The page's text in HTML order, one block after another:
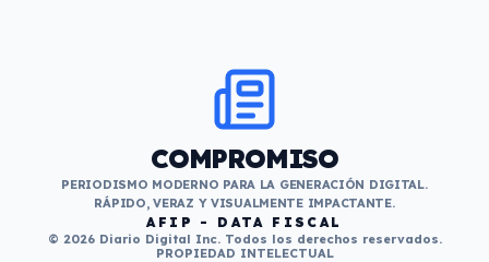
COMPROMISO
PERIODISMO MODERNO PARA LA GENERACIÓN DIGITAL.
RÁPIDO, VERAZ Y VISUALMENTE IMPACTANTE.
AFIP - DATA FISCAL
© 2026 Diario Digital Inc. Todos los derechos reservados.
PROPIEDAD INTELECTUAL